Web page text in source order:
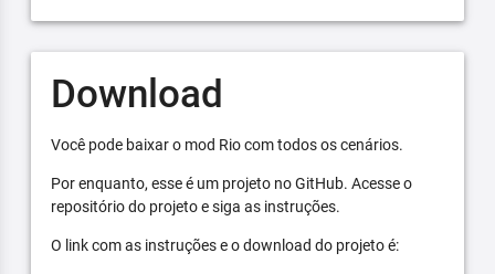
Download
Você pode baixar o mod Rio com todos os cenários.
Por enquanto, esse é um projeto no GitHub. Acesse o
repositório do projeto e siga as instruções.
O link com as instruções e o download do projeto é: